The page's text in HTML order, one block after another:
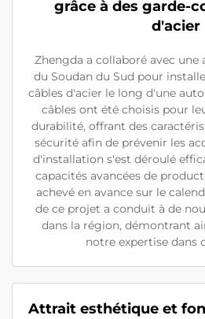
grâce à des garde-
d'acier
Zhengda a collaboré avec
du Soudan du Sud pour
câbles d'acier le long d'une
câbles ont été choisis pour
durabilité, offrant des
sécurité afin de prévenir les
d'installation s'est déroulé
capacités avancées de
achevé en avance sur le
de ce projet a conduit à de
dans la région, démontrant
notre expertise dans
Attrait esthétique et